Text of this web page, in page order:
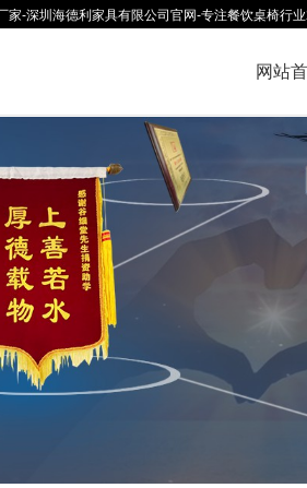
家-深圳海德利家具有限公司官网-专注餐饮桌椅行业
网站